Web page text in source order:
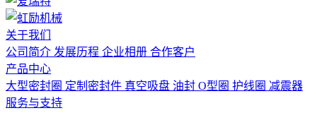
关于我们
公司简介 发展历程 企业相册 合作客户
产品中心
大型密封圈 定制密封件 真空吸盘 油封 O型圈 护线圈 减震器
服务与支持